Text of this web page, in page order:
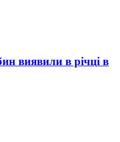
виявили в річці в